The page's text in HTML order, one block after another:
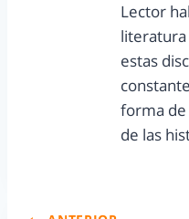
Lector
literatura
estas
forma
de las